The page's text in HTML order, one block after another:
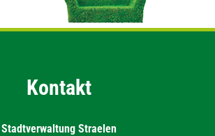
Kontakt
Stadtverwaltung Straelen